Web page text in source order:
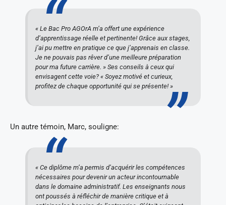
« Le Bac Pro AGOrA m’a offert une expérience
d’apprentissage réelle et pertinente! Grâce aux stages,
j’ai pu mettre en pratique ce que j’apprenais en classe.
Je ne pouvais pas rêver d’une meilleure préparation
pour ma future carrière. » Ses conseils à ceux qui
envisagent cette voie? « Soyez motivé et curieux,
profitez de chaque opportunité qui se présente! »
Un autre témoin, Marc, souligne:
« Ce diplôme m’a permis d’acquérir les compétences
nécessaires pour devenir un acteur incontournable
dans le domaine administratif. Les enseignants nous
ont poussés à réfléchir de manière critique et à